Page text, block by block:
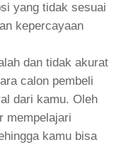
yang tidak sesuai
kepercayaan
dan tidak akurat
calon pembeli
dari kamu. Oleh
mempelajari
kamu bisa